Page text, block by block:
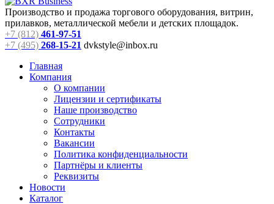
Производство и продажа торгового оборудования, витрин,
прилавков, металлической мебели и детских площадок.
+7 (812) 461-97-51
+7 (495) 268-15-21 dvkstyle@inbox.ru
Главная
Компания
О компании
Лицензии и сертификаты
Наше производство
Сотрудники
Контакты
Вакансии
Политика конфиденциальности
Партнёры и клиенты
Реквизиты
Новости
Каталог